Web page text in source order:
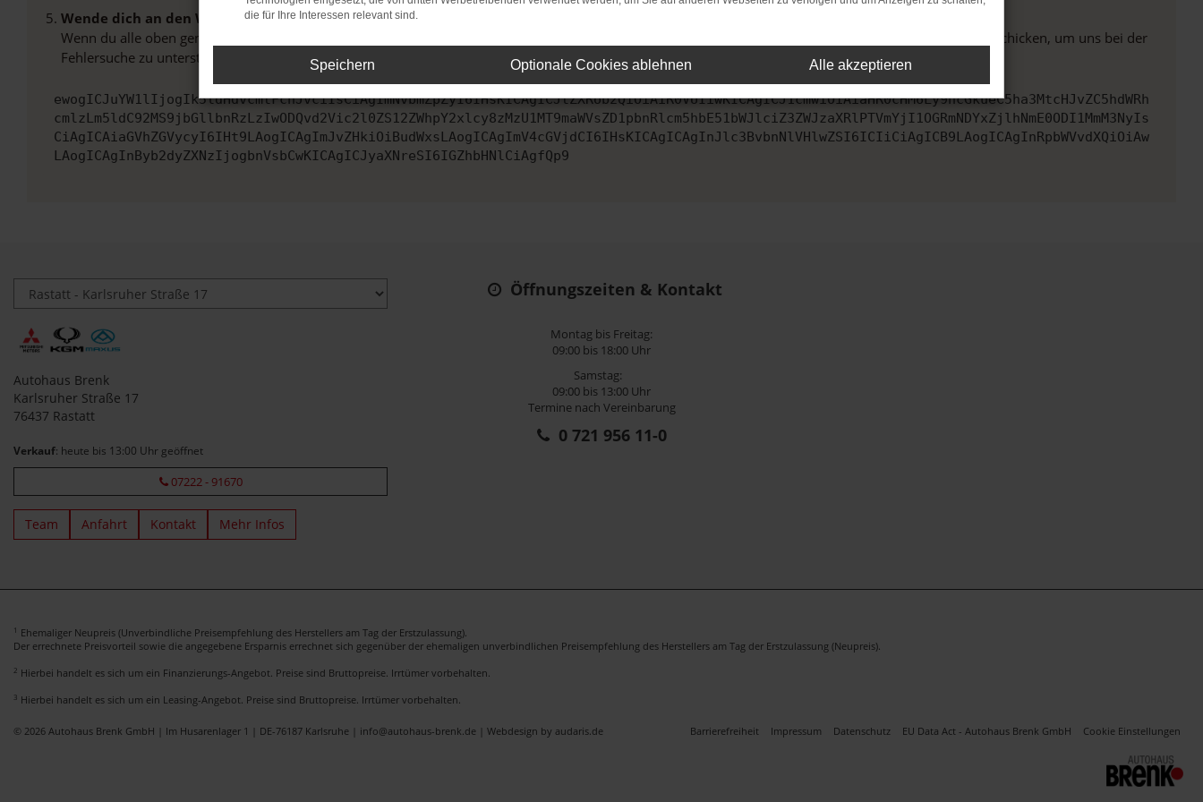
Wende dich an den Webseitenbetreiber.
Wenn du alle oben genannten Schritte versucht hast, kontaktiere uns bitte. Wir werden versuchen, das Problem zu beheben. Du kannst uns diesen Text schicken, um uns bei der
Fehlersuche zu unterstützen:
ewogICJuYW1lIjogIk5ldHdvcmtFcnJvciIsCiAgImNvbmZpZyI6IHsKICAgICJtZXRob2QiOiAiR0VUIiwKICAgICJ1cmwiOiAiaHR0cHM6Ly9hcGkueC5ha3MtcHJvZC5hdWRh
cmlzLm5ldC92MS9jbGllbnRzLzIwODQvd2Vic2l0ZS12ZWhpY2xlcy8zMzU1MT9maWVsZD1pbnRlcm5hbE51bWJlciZ3ZWJzaXRlPTVmYjI1OGRmNDYxZjlhNmE0ODI1MmM3NyIs
CiAgICAiaGVhZGVycyI6IHt9LAogICAgImJvZHkiOiBudWxsLAogICAgImV4cGVjdCI6IHsKICAgICAgInJlc3BvbnNlVHlwZSI6ICIiCiAgICB9LAogICAgInRpbWVvdXQiOiAw
LAogICAgInByb2dyZXNzIjogbnVsbCwKICAgICJyaXNreSI6IGZhbHNlCiAgfQp9
Autohaus Brenk
Karlsruher Straße 17
76437 Rastatt
Verkauf: heute bis 13:00 Uhr geöffnet
07222 - 91670
Team Anfahrt Kontakt Mehr Infos
Öffnungszeiten & Kontakt
Montag bis Freitag:
09:00 bis 18:00 Uhr
Samstag:
09:00 bis 13:00 Uhr
Termine nach Vereinbarung
0 721 956 11-0
1 Ehemaliger Neupreis (Unverbindliche Preisempfehlung des Herstellers am Tag der Erstzulassung).
Der errechnete Preisvorteil sowie die angegebene Ersparnis errechnet sich gegenüber der ehemaligen unverbindlichen Preisempfehlung des Herstellers am Tag der Erstzulassung (Neupreis).
2 Hierbei handelt es sich um ein Finanzierungs-Angebot. Preise sind Bruttopreise. Irrtümer vorbehalten.
3 Hierbei handelt es sich um ein Leasing-Angebot. Preise sind Bruttopreise. Irrtümer vorbehalten.
Barrierefreiheit Impressum Datenschutz EU Data Act - Autohaus Brenk GmbH Cookie Einstellungen
© 2026 Autohaus Brenk GmbH | Im Husarenlager 1 | DE-76187 Karlsruhe | info@autohaus-brenk.de | Webdesign by audaris.de
die für Ihre Interessen relevant sind.
Speichern Optionale Cookies ablehnen Alle akzeptieren